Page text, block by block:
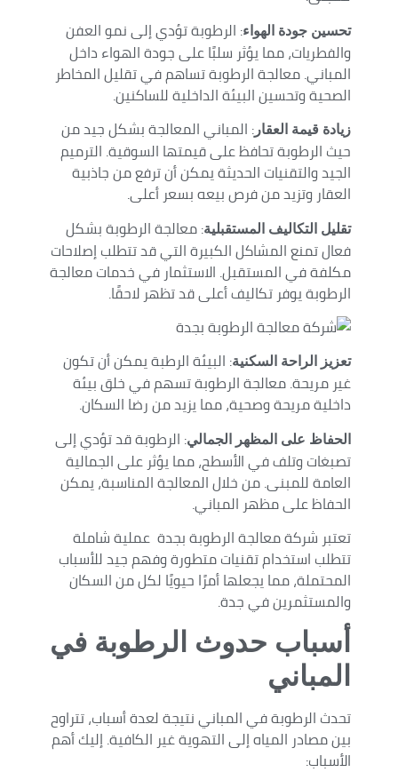
تحسين جودة الهواء: الرطوبة تؤدي إلى نمو العفن
والفطريات، مما يؤثر سلبًا على جودة الهواء داخل
المباني. معالجة الرطوبة تساهم في تقليل المخاطر
الصحية وتحسين البيئة الداخلية للساكنين.
زيادة قيمة العقار : المباني المعالجة بشكل جيد من
حيث الرطوبة تحافظ على قيمتها السوقية. الترميم
الجيد والتقنيات الحديثة يمكن أن ترفع من جاذبية
العقار وتزيد من فرص بيعه بسعر أعلى.
تقليل التكاليف المستقبلية: معالجة الرطوبة بشكل
فعال تمنع المشاكل الكبيرة التي قد تتطلب إصلاحات
مكلفة في المستقبل. الاستثمار في خدمات معالجة
الرطوبة يوفر تكاليف أعلى قد تظهر لاحقًا.
تعزيز الراحة السكنية: البيئة الرطبة يمكن أن تكون
غير مريحة. معالجة الرطوبة تسهم في خلق بيئة
داخلية مريحة وصحية، مما يزيد من رضا السكان.
الحفاظ على المظهر الجمالي: الرطوبة قد تؤدي إلى
تصبغات وتلف في الأسطح، مما يؤثر على الجمالية
العامة للمبنى. من خلال المعالجة المناسبة، يمكن
الحفاظ على مظهر المباني.
تعتبر شركة معالجة الرطوبة بجدة عملية شاملة
تتطلب استخدام تقنيات متطورة وفهم جيد للأسباب
المحتملة، مما يجعلها أمرًا حيويًا لكل من السكان
والمستثمرين في جدة.
أسباب حدوث الرطوبة في
المباني
تحدث الرطوبة في المباني نتيجة لعدة أسباب، تتراوح
بين مصادر المياه إلى التهوية غير الكافية. إليك أهم
الأسباب: